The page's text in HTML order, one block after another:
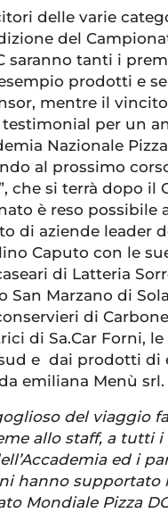
delle varie
del
saranno tanti i
prodotti e
mentre il
per un
Nazionale
al prossimo
che si terrà dopo il
è reso possibile
di aziende leader
Caputo con le
di Latteria
San Marzano di
di
di Sa.Car Forni,
e dai prodotti di
emiliana Menù srl.
del viaggio
allo staff, a tutti
ed i
hanno supportato
Mondiale Pizza